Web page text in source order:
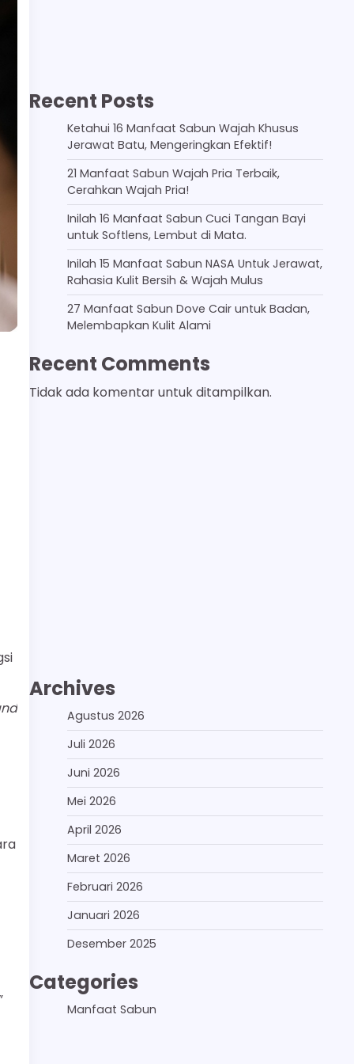
Recent Posts
Ketahui 16 Manfaat Sabun Wajah Khusus
Jerawat Batu, Mengeringkan Efektif!
21 Manfaat Sabun Wajah Pria Terbaik,
Cerahkan Wajah Pria!
Inilah 16 Manfaat Sabun Cuci Tangan Bayi
untuk Softlens, Lembut di Mata.
Inilah 15 Manfaat Sabun NASA Untuk Jerawat,
Rahasia Kulit Bersih & Wajah Mulus
27 Manfaat Sabun Dove Cair untuk Badan,
Melembapkan Kulit Alami
Recent Comments
Tidak ada komentar untuk ditampilkan.
Archives
Agustus 2026
Juli 2026
Juni 2026
Mei 2026
April 2026
Maret 2026
Februari 2026
Januari 2026
Desember 2025
Categories
Manfaat Sabun